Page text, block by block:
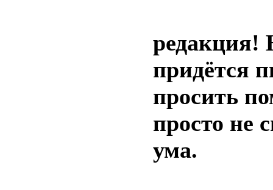
редакция!
придётся
просить
просто не
ума.